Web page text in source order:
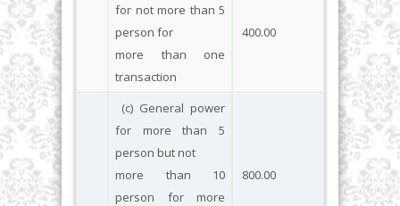
for not more than 5
person for
more than one
transaction
400.00
(c) General power
for more than 5
person but not
more than 10
person for more
800.00